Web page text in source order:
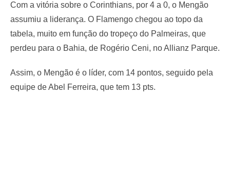
Com a vitória sobre o Corinthians, por 4 a 0, o Mengão
assumiu a liderança. O Flamengo chegou ao topo da
tabela, muito em função do tropeço do Palmeiras, que
perdeu para o Bahia, de Rogério Ceni, no Allianz Parque.
Assim, o Mengão é o líder, com 14 pontos, seguido pela
equipe de Abel Ferreira, que tem 13 pts.